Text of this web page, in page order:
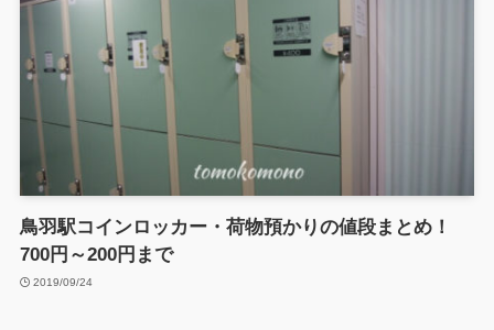
鳥羽駅コインロッカー・荷物預かりの値段まとめ！
700円～200円まで
2019/09/24